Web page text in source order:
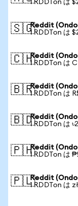
1 RDDTon は
🇸🇬Reddit (Ondo
1 RDDTon は
🇨🇭Reddit (Ondo
1 RDDTon は
🇧🇷Reddit (Ondo
1 RDDTon は
🇧🇩Reddit (Ondo
1 RDDTon は
🇵🇭Reddit (Ondo
1 RDDTon は
🇵🇱Reddit (Ondo
1 RDDTon は